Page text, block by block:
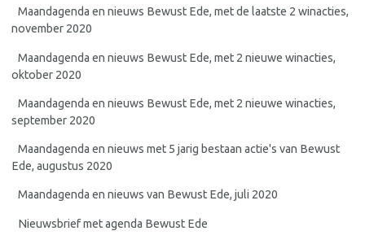
Maandagenda en nieuws Bewust Ede, met de laatste 2 winacties,
november 2020
Maandagenda en nieuws Bewust Ede, met 2 nieuwe winacties,
oktober 2020
Maandagenda en nieuws Bewust Ede, met 2 nieuwe winacties,
september 2020
Maandagenda en nieuws met 5 jarig bestaan actie's van Bewust
Ede, augustus 2020
Maandagenda en nieuws van Bewust Ede, juli 2020
Nieuwsbrief met agenda Bewust Ede